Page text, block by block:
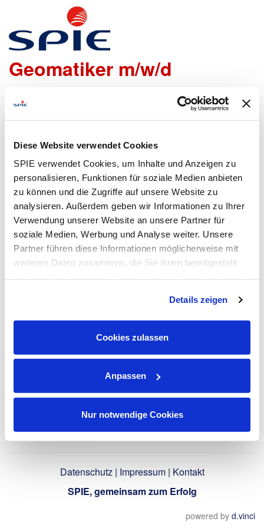
Diese Website verwendet Cookies
SPIE verwendet Cookies, um Inhalte und Anzeigen zu
personalisieren, Funktionen für soziale Medien anbieten
zu können und die Zugriffe auf unsere Website zu
analysieren. Außerdem geben wir Informationen zu Ihrer
Verwendung unserer Website an unsere Partner für
soziale Medien, Werbung und Analyse weiter. Unsere
Partner führen diese Informationen möglicherweise mit
weiteren Daten zusammen, die Sie ihnen bereitgestellt
Verarbeitung Ihrer Daten in den USA ein. Alle weiteren
Informationen zu Cookies finden Sie in unseren
Datenschutzhinweisen .
Details zeigen
Cookies zulassen
Anpassen
Nur notwendige Cookies
Vermessungstechniker /
Geomatiker m/w/d
Wir freuen uns sehr, dass Du Dich bei uns bewerben
möchtest!
Um den Bewerbungsprozess für Dich so einfach wie
an, um Daten zu übermitteln:
Bewerbungsformular
ausfüllen
LinkedIn-Profil
Lebenslauf
hochladen
Datenschutz| Impressum| Kontakt
SPIE, gemeinsam zum Erfolg
powered by d.vinci